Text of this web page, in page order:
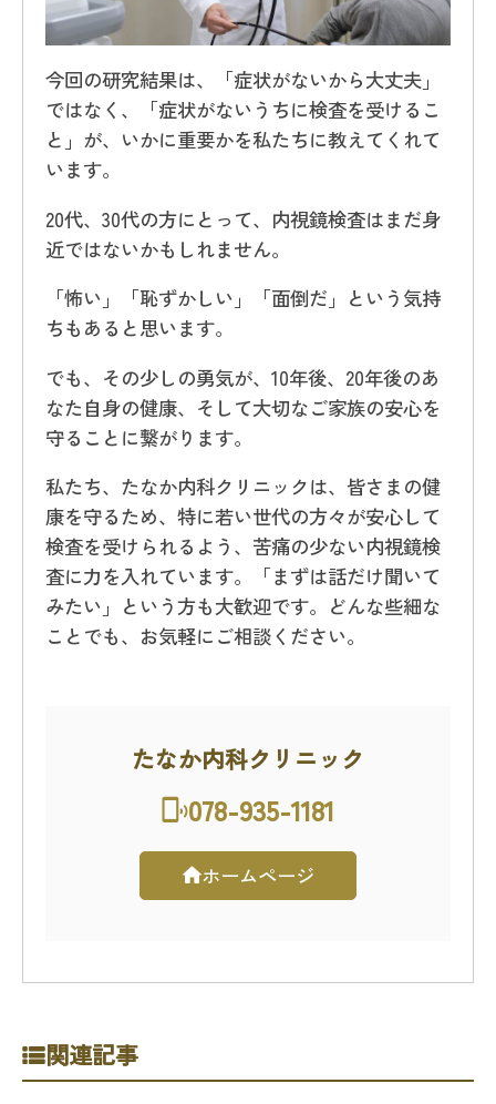
今回の研究結果は、「症状がないから大丈夫」
ではなく、「症状がないうちに検査を受けるこ
と」が、いかに重要かを私たちに教えてくれて
います。
20代、30代の方にとって、内視鏡検査はまだ身
近ではないかもしれません。
「怖い」「恥ずかしい」「面倒だ」という気持
ちもあると思います。
でも、その少しの勇気が、10年後、20年後のあ
なた自身の健康、そして大切なご家族の安心を
守ることに繋がります。
私たち、たなか内科クリニックは、皆さまの健
康を守るため、特に若い世代の方々が安心して
検査を受けられるよう、苦痛の少ない内視鏡検
査に力を入れています。「まずは話だけ聞いて
みたい」という方も大歓迎です。どんな些細な
ことでも、お気軽にご相談ください。
たなか内科クリニック
078-935-1181
ホームページ
関連記事